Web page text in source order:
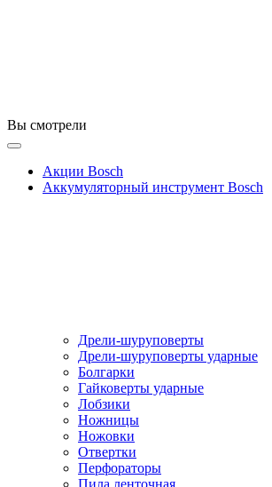
Вы смотрели
Акции Bosch
Аккумуляторный инструмент Bosch
Дрели-шуруповерты
Дрели-шуруповерты ударные
Болгарки
Гайковерты ударные
Лобзики
Ножницы
Ножовки
Отвертки
Перфораторы
Пила ленточная